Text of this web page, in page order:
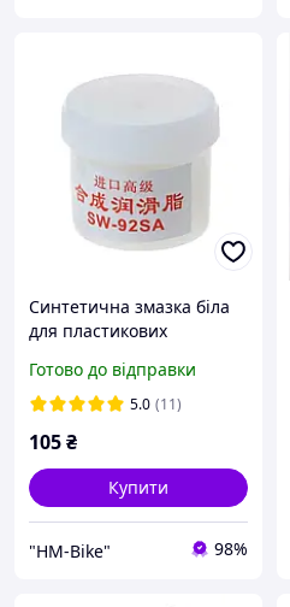
Синтетична змазка біла
для пластикових
25 г SW-92SA
Готово до відправки
5.0 (11)
105₴
Купити
"HM-Bike" 98%